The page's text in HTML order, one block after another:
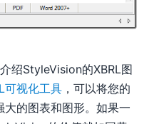
绍StyleVision的XBRL图
可视化工具 ，可以将您的
大的图表和图形。如果一